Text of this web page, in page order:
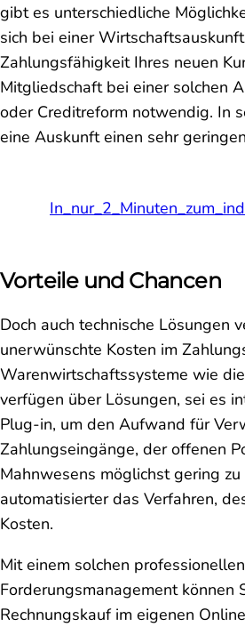
gibt es unterschiedliche
sich bei einer
Zahlungsfähigkeit Ihres neuen
Mitgliedschaft bei einer solchen
oder Creditreform notwendig. In
eine Auskunft einen sehr
Vorteile und Chancen
Doch auch technische Lösungen
unerwünschte Kosten im
Warenwirtschaftssysteme wie
verfügen über Lösungen, sei es
Plug-in, um den Aufwand für
Zahlungseingänge, der offenen
Mahnwesens möglichst gering zu
automatisierter das Verfahren,
Kosten.
Mit einem solchen professionellen
Forderungsmanagement können
Rechnungskauf im eigenen